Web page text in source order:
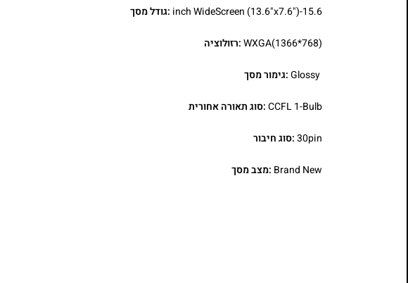
15.6-inch WideScreen (13.6"x7.6") :גודל מסך
WXGA(1366*768):רזולוציה
Glossy:גימור מסך
CCFL 1-Bulb:סוג תאורה אחורית
30pin:סוג חיבור
Brand New :מצב מסך